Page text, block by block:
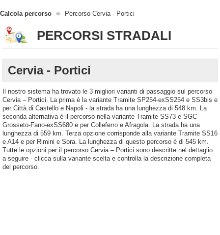
Calcola percorso Percorso Cervia - Portici
PERCORSI STRADALI
Cervia - Portici
Il nostro sistema ha trovato le 3 migliori varianti di passaggio sul percorso
Cervia – Portici. La prima è la variante Tramite SP254-exSS254 e SS3bis e
per Città di Castello e Napoli - la strada ha una lunghezza di 548 km. La
seconda alternativa è il percorso nella variante Tramite SS73 e SGC
Grosseto-Fano-exSS680 e per Colleferro e Afragola. La strada ha una
lunghezza di 559 km. Terza opzione corrisponde alla variante Tramite SS16
e A14 e per Rimini e Sora. La lunghezza di questo percorso è di 545 km.
Tutte le opzioni per il percorso Cervia – Portici sono descritte nel dettaglio
a seguire - clicca sulla variante scelta e controlla la descrizione completa
del percorso.